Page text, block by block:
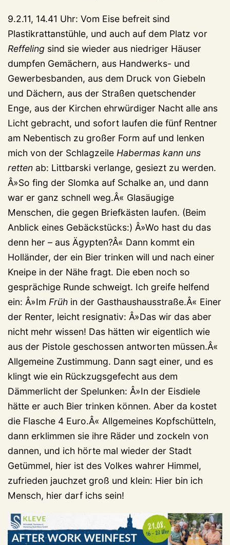
9.2.11, 14.41 Uhr: Vom Eise befreit sind
Plastikrattanstühle, und auch auf dem Platz vor
Reffeling sind sie wieder aus niedriger Häuser
dumpfen Gemächern, aus Handwerks- und
Gewerbesbanden, aus dem Druck von Giebeln
und Dächern, aus der Straßen quetschender
Enge, aus der Kirchen ehrwürdiger Nacht alle ans
Licht gebracht, und sofort laufen die fünf Rentner
am Nebentisch zu großer Form auf und lenken
mich von der Schlagzeile Habermas kann uns
retten ab: Littbarski verlange, gesiezt zu werden.
Â»So fing der Slomka auf Schalke an, und dann
war er ganz schnell weg.Â« Glasäugige
Menschen, die gegen Briefkästen laufen. (Beim
Anblick eines Gebäckstücks:) Â»Wo hast du das
denn her – aus Ägypten?Â« Dann kommt ein
Holländer, der ein Bier trinken will und nach einer
Kneipe in der Nähe fragt. Die eben noch so
gesprächige Runde schweigt. Ich greife helfend
ein: Â»Im Früh in der Gasthaushausstraße.Â« Einer
der Renter, leicht resignativ: Â»Das wir das aber
nicht mehr wissen! Das hätten wir eigentlich wie
aus der Pistole geschossen antworten müssen.Â«
Allgemeine Zustimmung. Dann sagt einer, und es
klingt wie ein Rückzugsgefecht aus dem
Dämmerlicht der Spelunken: Â»In der Eisdiele
hätte er auch Bier trinken können. Aber da kostet
die Flasche 4 Euro.Â« Allgemeines Kopfschütteln,
dann erklimmen sie ihre Räder und zockeln von
dannen, und ich hörte mal wieder der Stadt
Getümmel, hier ist des Volkes wahrer Himmel,
zufrieden jauchzet groß und klein: Hier bin ich
Mensch, hier darf ichs sein!